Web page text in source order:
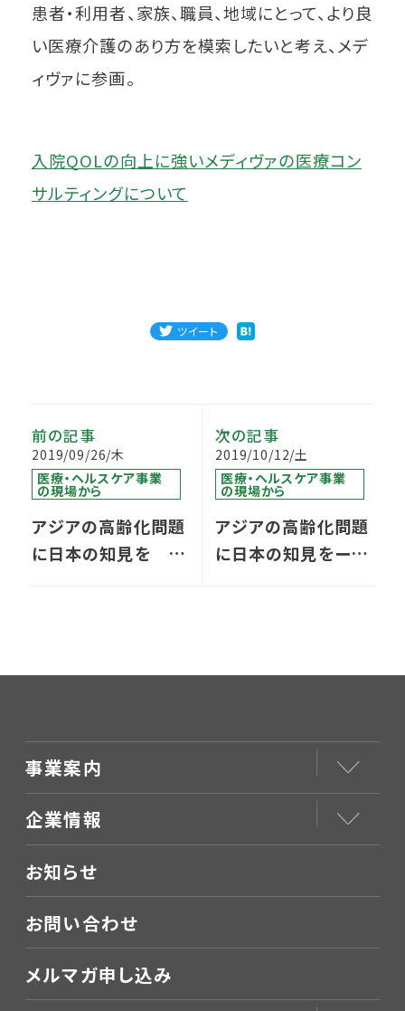
患者・利用者、家族、職員、地域にとって、より良
い医療介護のあり方を模索したいと考え、メデ
ィヴァに参画。
入院QOLの向上に強いメディヴァの医療コン
サルティングについて
ツイート
前の記事
2019/09/26/木
医療・ヘルスケア事業
の現場から
アジアの高齢化問題
に日本の知見を ア
次の記事
2019/10/12/土
医療・ヘルスケア事業
の現場から
アジアの高齢化問題
に日本の知見をーア
事業案内
企業情報
お知らせ
お問い合わせ
メルマガ申し込み